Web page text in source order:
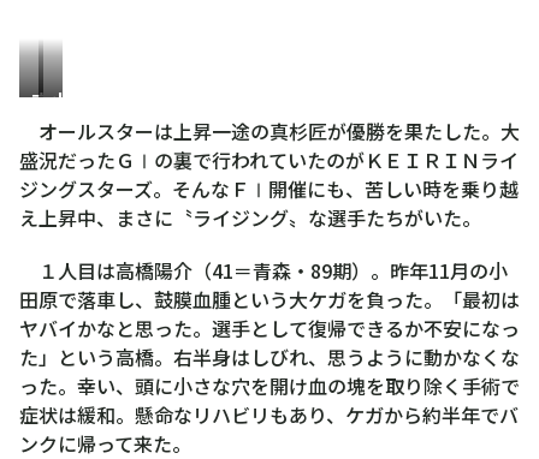
高
橋
陽
介
小
林
大
介
オールスターは上昇一途の真杉匠が優勝を果たした。大
盛況だったＧⅠの裏で行われていたのがＫＥＩＲＩＮライ
ジングスターズ。そんなＦⅠ開催にも、苦しい時を乗り越
え上昇中、まさに〝ライジング〟な選手たちがいた。
１人目は高橋陽介（41＝青森・89期）。昨年11月の小
田原で落車し、鼓膜血腫という大ケガを負った。「最初は
ヤバイかなと思った。選手として復帰できるか不安になっ
た」という高橋。右半身はしびれ、思うように動かなくな
った。幸い、頭に小さな穴を開け血の塊を取り除く手術で
症状は緩和。懸命なリハビリもあり、ケガから約半年でバ
ンクに帰って来た。